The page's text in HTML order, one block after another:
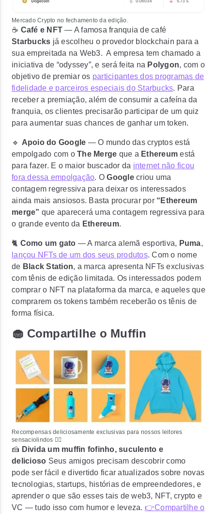
Mercado Crypto no fechamento da edição.
☕ Café e NFT — A famosa franquia de café
Starbucks já escolheu o provedor blockchain para a
sua empreitada na Web3. A empresa tem chamado a
iniciativa de “odyssey”, e será feita na Polygon, com o
objetivo de premiar os participantes dos programas de
fidelidade e parceiros especiais do Starbucks. Para
receber a premiação, além de consumir a cafeína da
franquia, os clientes precisarão participar de um quiz
para aumentar suas chances de ganhar um token.
🔹 Apoio do Google — O mundo das cryptos está
empolgado com o The Merge que a Ethereum está
para fazer. E o maior buscador da internet não ficou
fora dessa empolgação. OGooglecriou uma
contagem regressiva para deixar os interessados
ainda mais ansiosos. Basta procurar por “Ethereum
merge” que aparecerá uma contagem regressiva para
o grande evento da Ethereum.
🐈 Como um gato — A marca alemã esportiva, Puma,
lançou NFTs de um dos seus produtos. Com o nome
de Black Station, a marca apresenta NFTs exclusivas
com tênis de edição limitada. Os interessados podem
comprar o NFT na plataforma da marca, e aqueles que
comprarem os tokens também receberão os tênis de
forma física.
🧁 Compartilhe o Muffin
Recompensas deliciosamente exclusivas para nossos leitores
sensaciolindos ❤️‍🔥
🍰 Divida um muffin fofinho, suculento e
delicioso Seus amigos precisam descobrir como
pode ser fácil e divertido ficar atualizados sobre novas
tecnologias, startups, histórias de empreendedores, e
aprender o que são esses tais de web3, NFT, crypto e
VC — tudo isso com humor e leveza. 👉Compartilhe o